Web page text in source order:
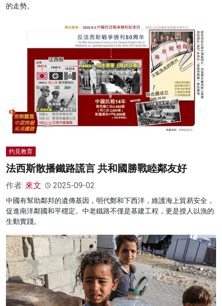
的走勢。
灼見教育
法西斯散播鐵路謊言 共和國勝戰睦鄰友好
作者: 來文 2025-09-02
中國有幫助鄰邦的遺傳基因，明代鄭和下西洋，維護海上貿易安全，
促進南洋鄰國和平穩定。中老鐵路不僅是基建工程，更是授人以漁的
生動實踐。